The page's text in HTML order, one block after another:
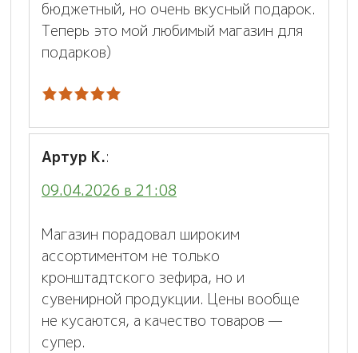
бюджетный, но очень вкусный подарок.
Теперь это мой любимый магазин для
подарков)
Артур К.:
09.04.2026 в 21:08
Магазин порадовал широким
ассортиментом не только
кронштадтского зефира, но и
сувенирной продукции. Цены вообще
не кусаются, а качество товаров —
супер.